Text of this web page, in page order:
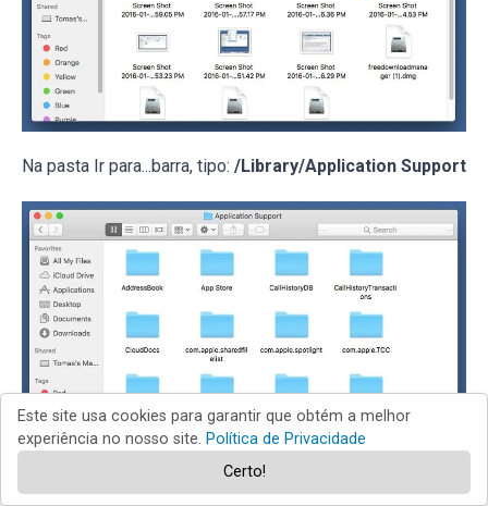
Na pasta Ir para...barra, tipo: /Library/Application Support
Este site usa cookies para garantir que obtém a melhor
experiência no nosso site. Política de Privacidade
Certo!